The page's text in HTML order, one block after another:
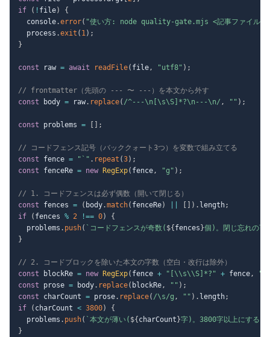
if
( ! file)
{
  console
.error( "使い方: node quality-gate.mjs <記事ファイル>"
  process
.exit ( 1) ;
}
const raw = await readFile( file, "utf8" ) ;
// frontmatter（先頭の --- 〜 ---）を本文から外す
const body = raw. replace( /^---\n[\s\S]*?\n---\n/ , "" ) ;
const problems = ;
// コードフェンス記号（バッククォート3つ）を変数で組み立てる
const fence = "`" . repeat (3) ;
const fenceRe = new RegExp( fence, "g" ) ;
// 1. コードフェンスは必ず偶数（開いて閉じる）
const fences = ( body.match( fenceRe) ) . length;
if
( fences % 2 !== 0)
{
  problems
. push( ` コードフェンスが奇数( ${ fences }個)。閉じ忘れの可
}
// 2. コードブロックを除いた本文の字数（空白・改行は除外）
const blockRe = new RegExp( fence + "[\\s\\S]*?" + fence,
const prose = body. replace( blockRe, "" ) ;
const charCount = prose. replace( /\s/g , "" ) . length;
if
( charCount < 3800)
{
  problems
. push( ` 本文が薄い( ${ charCount }字)。3800字以上にする。
}